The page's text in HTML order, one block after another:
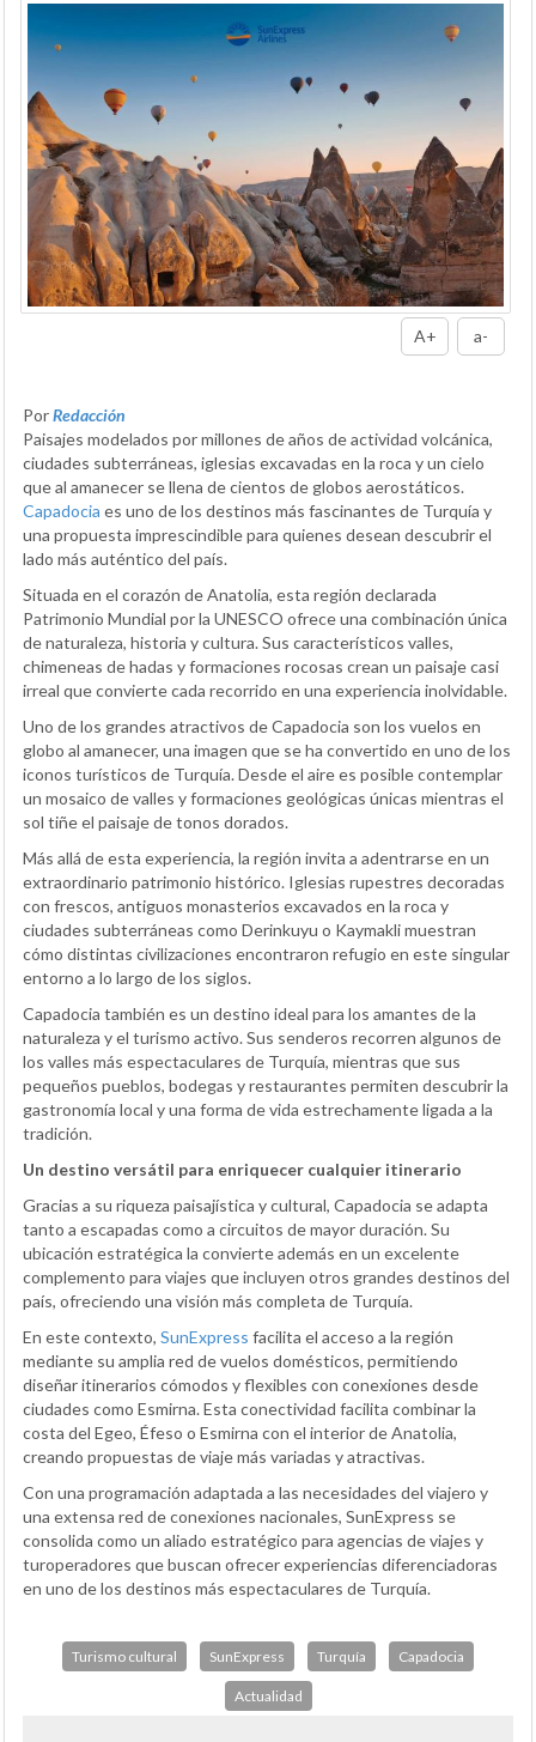
A+ a-
PorRedacción
Paisajes modelados por millones de años de actividad volcánica,
ciudades subterráneas, iglesias excavadas en la roca y un cielo
que al amanecer se llena de cientos de globos aerostáticos.
Capadocia es uno de los destinos más fascinantes de Turquía y
una propuesta imprescindible para quienes desean descubrir el
lado más auténtico del país.
Situada en el corazón de Anatolia, esta región declarada
Patrimonio Mundial por la UNESCO ofrece una combinación única
de naturaleza, historia y cultura. Sus característicos valles,
chimeneas de hadas y formaciones rocosas crean un paisaje casi
irreal que convierte cada recorrido en una experiencia inolvidable.
Uno de los grandes atractivos de Capadocia son los vuelos en
globo al amanecer, una imagen que se ha convertido en uno de los
iconos turísticos de Turquía. Desde el aire es posible contemplar
un mosaico de valles y formaciones geológicas únicas mientras el
sol tiñe el paisaje de tonos dorados.
Más allá de esta experiencia, la región invita a adentrarse en un
extraordinario patrimonio histórico. Iglesias rupestres decoradas
con frescos, antiguos monasterios excavados en la roca y
ciudades subterráneas como Derinkuyu o Kaymakli muestran
cómo distintas civilizaciones encontraron refugio en este singular
entorno a lo largo de los siglos.
Capadocia también es un destino ideal para los amantes de la
naturaleza y el turismo activo. Sus senderos recorren algunos de
los valles más espectaculares de Turquía, mientras que sus
pequeños pueblos, bodegas y restaurantes permiten descubrir la
gastronomía local y una forma de vida estrechamente ligada a la
tradición.
Un destino versátil para enriquecer cualquier itinerario
Gracias a su riqueza paisajística y cultural, Capadocia se adapta
tanto a escapadas como a circuitos de mayor duración. Su
ubicación estratégica la convierte además en un excelente
complemento para viajes que incluyen otros grandes destinos del
país, ofreciendo una visión más completa de Turquía.
En este contexto, SunExpress facilita el acceso a la región
mediante su amplia red de vuelos domésticos, permitiendo
diseñar itinerarios cómodos y flexibles con conexiones desde
ciudades como Esmirna. Esta conectividad facilita combinar la
costa del Egeo, Éfeso o Esmirna con el interior de Anatolia,
creando propuestas de viaje más variadas y atractivas.
Con una programación adaptada a las necesidades del viajero y
una extensa red de conexiones nacionales, SunExpress se
consolida como un aliado estratégico para agencias de viajes y
turoperadores que buscan ofrecer experiencias diferenciadoras
en uno de los destinos más espectaculares de Turquía.
Turismo cultural SunExpress Turquía Capadocia
Actualidad